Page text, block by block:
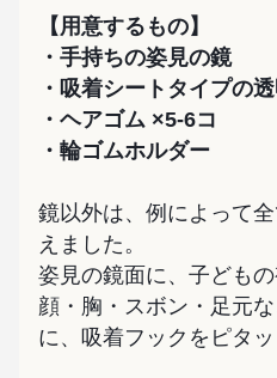
【用意するもの】
・手持ちの姿見の鏡
・吸着シートタイプの
・ヘアゴム ×5-6コ
・輪ゴムホルダー
鏡以外は、例によって
えました。
姿見の鏡面に、子ども
顔・胸・スボン・足元
に、吸着フックをピタッ